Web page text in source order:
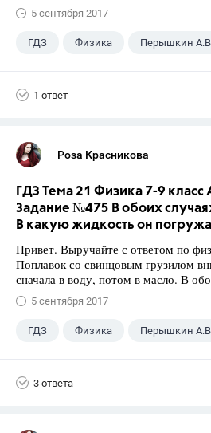
5 сентября 2017
ГДЗ Физика Перышкин
1 ответ
Роза Красникова
ГДЗ Тема 21 Физика 7-9
Задание №475 В обоих
В какую жидкость он
Привет. Выручайте с ответом по
Поплавок со свинцовым грузилом
сначала в воду, потом в масло. В
5 сентября 2017
ГДЗ Физика Перышкин
3 ответа